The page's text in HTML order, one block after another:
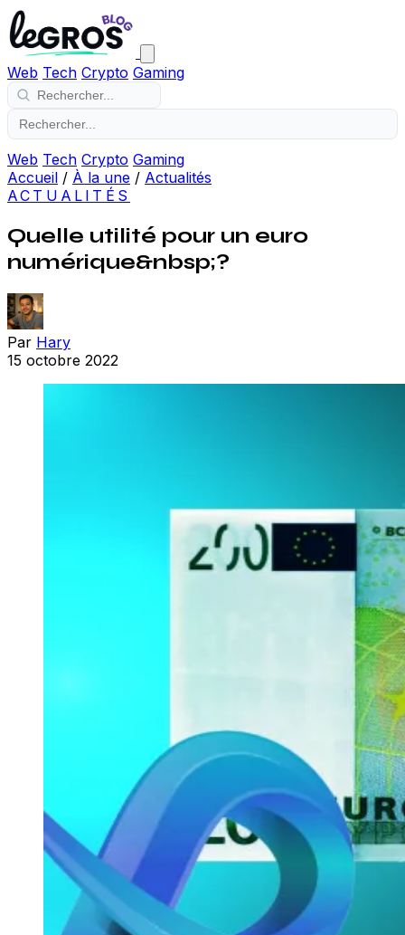
Web Tech Crypto Gaming
Web Tech Crypto Gaming
Accueil / À la une / Actualités
ACTUALITÉS
Quelle utilité pour un euro
numérique&nbsp;?
Par Hary
15 octobre 2022